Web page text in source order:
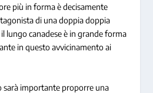
più in forma è decisamente
di una doppia doppia
lungo canadese è in grande forma
in questo avvicinamento ai
sarà importante proporre una